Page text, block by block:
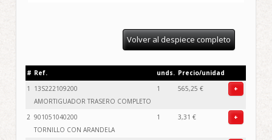
Volver al despiece completo
# Ref. unds. Precio/unidad
1
13S222109200
AMORTIGUADOR TRASERO COMPLETO
1 565,25 € +
2 901051040200
TORNILLO CON ARANDELA
1 3,31 € +